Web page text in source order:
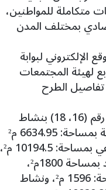
متكاملة للمواطنين،
بمختلف المدن
الإلكتروني لبوابة
لهيئة المجتمعات
تفاصيل الطرح
ففي مدينة 6 أكتوبر، تم طرح 6 قطع أراضٍ استثمارية متميزة تشمل قطعة رقم (16، 18) بنشاط
مخازن غذائية المحور المركزي الصناعي – امتداد المنطقة الصناعية السادسة بمساحة: 6634.95 م²
وقطعه رقم (7/1/4) بنشاط خدمي (صيانة سيارات) الفاصل السكني الصناعي بمساحة: 10194.5 م²،
ونشاط حضانة بقطعة رقم (3) خدمات مجاورة 13 و14 بمنطقة غرب سوميد بمساحة 1800م²،
ونشاط فندقي تجاري بقطعة رقم (6/10) خدمات الحي الثالث والرابع بمساحة: 1596 م²، ونشاط